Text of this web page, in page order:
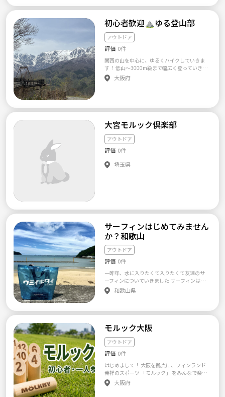
日本一です！ インスタ・ホームページを見て
頂ければ楽しさが伝わると思います^^ まだま
だ応募しているので是非これからタンデムと
登山をしましょう。 ━━━━━━━━━━ 1st
6/9 日光白根山 🔰 6/15 瑞牆山 6/16 栗沢山 🌃
6/22 金峰山-瑞牆縦走 🌃 6/22 仏果三山縦走🚃
6/23 丹沢表尾根🚃 6/23 鳳凰三山 🌃 6/29 尾
瀬ヶ原〜燧ヶ岳 🌼🔰 6/30 会津駒ケ岳 🌃 6/2
9-30 蝶ヶ岳-常念岳 🌃泊まり ・ ・ 2nd 6/1-2
安達太良山🏠🔰♨ 6/1 宝登山🚃🔰or 磐梯山
🔰 6/2 尾瀬ヶ原🔰 6/8 奥上高地🔰 6/9 明神ヶ
丹沢・大山🚃🔰 6/23 甲斐駒ヶ岳 or 白馬岳⛄
待ちしています😊
初心者歓迎⛰️ゆる登山部
アウトドア
評価 0件
関西の山を中心に、ゆるくハイクしていきま
す！ 低山〜3000m級まで幅広く登っていきた
いと思います！ 初心者の方も、スニーカーで
登れる山から提案させていただきますので、
大阪府
大宮モルック倶楽部
アウトドア
評価 0件
埼玉県
サーフィンはじめてみません
か？和歌山
アウトドア
評価 0件
一昨年、水に入りたくて入りたくて友達のサ
ーフィンについていきました サーフィンは怖
いし怪我しそうだし自分には関係ないと思っ
てたんですが、 海に浸かって喜んでたら、知
たり！」って言われて1時間のおじさんによる
とができてハマりました🏄‍♂️ 2年目スポンジボ
ードで20代から30代の男女数名でゆるく練習
やってます はじめて板の上に立つ感動と気持
ちよさを共有したくて最近は押し職人になり
がちです🏄‍♂️ 🌟ボード貸せます 🌟1時間くらい
で板の上に立つ経験できると思います ちょっ
と興味あるんだけどーって人も大歓迎です🏄‍♂️
気軽に一緒に行ける人が増えたらなって募集
します
和歌山県
モルック大阪
アウトドア
評価 0件
はじめまして！ 大阪を拠点に、フィンランド
発祥のスポーツ 「モルック」 をみんなで楽し
むサークルです🎯 モルックは、木の棒（モル
ック）を投げて番号の書かれたピン（スキッ
大阪府